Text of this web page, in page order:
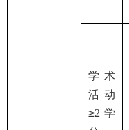
学术
活动
≥2 学